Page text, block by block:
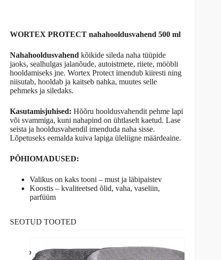
WORTEX PROTECT nahahooldusvahend 500 ml
Nahahooldusvahend kõikide sileda naha tüüpide
jaoks, sealhulgas jalanõude, autoistmete, riiete, mööbli
hooldamiseks jne. Wortex Protect imendub kiiresti ning
niisutab, hooldab ja kaitseb nahka, muutes selle
pehmeks ja siledaks.
Kasutamisjuhised: Hõõru hooldusvahendit pehme lapi
või svammiga, kuni nahapind on ühtlaselt kaetud. Lase
seista ja hooldusvahendil imenduda naha sisse.
Lõpetuseks eemalda kuiva lapiga üleliigne määrdeaine.
PÕHIOMADUSED:
Valikus on kaks tooni – must ja läbipaistev
Koostis – kvaliteetsed õlid, vaha, vaseliin,
parfüüm
SEOTUD TOOTED